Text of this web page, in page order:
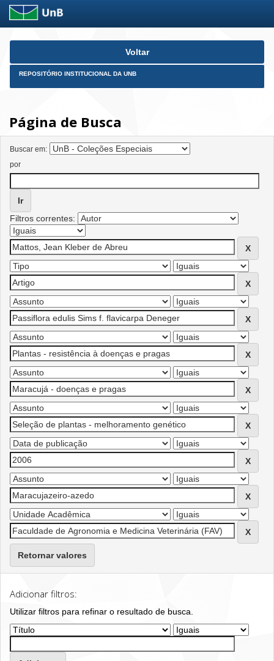
Skip
Voltar
REPOSITÓRIO INSTITUCIONAL DA UNB
Página de Busca
Buscar em:
por
Filtros correntes:
Retornar valores
Adicionar filtros:
Utilizar filtros para refinar o resultado de busca.